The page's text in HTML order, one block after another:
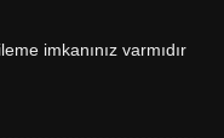
imkanınız varmıdır